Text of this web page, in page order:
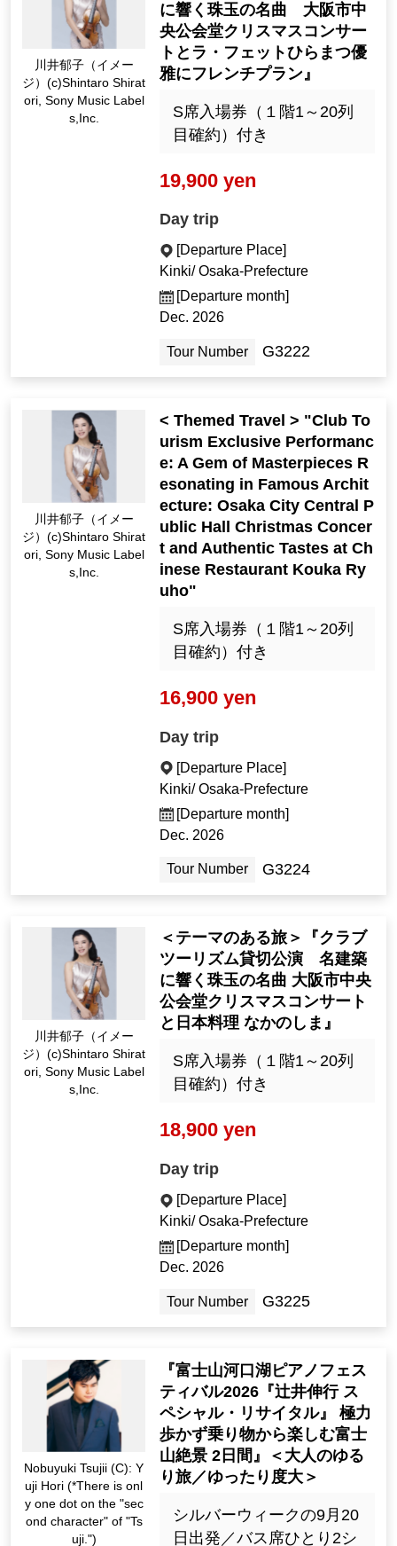
川井郁子（イメー
ジ）(c)Shintaro Shirat
ori, Sony Music Label
s,Inc.
に響く珠玉の名曲 大阪市中
央公会堂クリスマスコンサー
トとラ・フェットひらまつ優
雅にフレンチプラン』
S席入場券（１階1～20列
目確約）付き
19,900 yen
Day trip
[Departure Place]
Kinki/ Osaka-Prefecture
[Departure month]
Dec. 2026
Tour Number G3222
川井郁子（イメー
ジ）(c)Shintaro Shirat
ori, Sony Music Label
s,Inc.
< Themed Travel > "Club To
urism Exclusive Performanc
e: A Gem of Masterpieces R
esonating in Famous Archit
ecture: Osaka City Central P
ublic Hall Christmas Concer
t and Authentic Tastes at Ch
inese Restaurant Kouka Ry
uho"
S席入場券（１階1～20列
目確約）付き
16,900 yen
Day trip
[Departure Place]
Kinki/ Osaka-Prefecture
[Departure month]
Dec. 2026
Tour Number G3224
川井郁子（イメー
ジ）(c)Shintaro Shirat
ori, Sony Music Label
s,Inc.
＜テーマのある旅＞『クラブ
ツーリズム貸切公演 名建築
に響く珠玉の名曲 大阪市中央
公会堂クリスマスコンサート
と日本料理 なかのしま』
S席入場券（１階1～20列
目確約）付き
18,900 yen
Day trip
[Departure Place]
Kinki/ Osaka-Prefecture
[Departure month]
Dec. 2026
Tour Number G3225
Nobuyuki Tsujii (C): Y
uji Hori (*There is onl
y one dot on the "sec
ond character" of "Ts
uji.")
『富士山河口湖ピアノフェス
ティバル2026『辻井伸行 ス
ペシャル・リサイタル』 極力
歩かず乗り物から楽しむ富士
山絶景 2日間』＜大人のゆる
り旅／ゆったり度大＞
シルバーウィークの9月20
日出発／バス席ひとり2シ